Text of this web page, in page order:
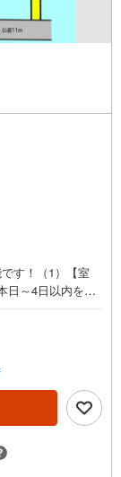
す！（1）【室
日～4日以内をご
問い合わせがス
南側11m公道に
ーカーでご建築
ン対象店舗で
ーナスをプレゼン
相談サポート
古住宅は半年の設